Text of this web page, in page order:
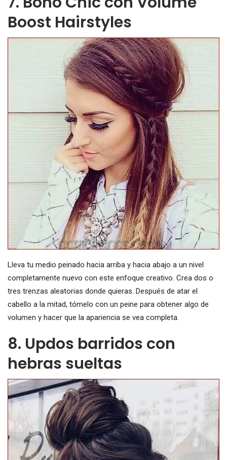
Boost Hairstyles
Lleva tu medio peinado hacia arriba y hacia abajo a un nivel
completamente nuevo con este enfoque creativo. Crea dos o
tres trenzas aleatorias donde quieras. Después de atar el
cabello a la mitad, tómelo con un peine para obtener algo de
volumen y hacer que la apariencia se vea completa.
8. Updos barridos con
hebras sueltas